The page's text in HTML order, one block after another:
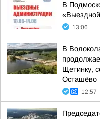
В
13:06
В
Щетинку,
Осташёво
12:57